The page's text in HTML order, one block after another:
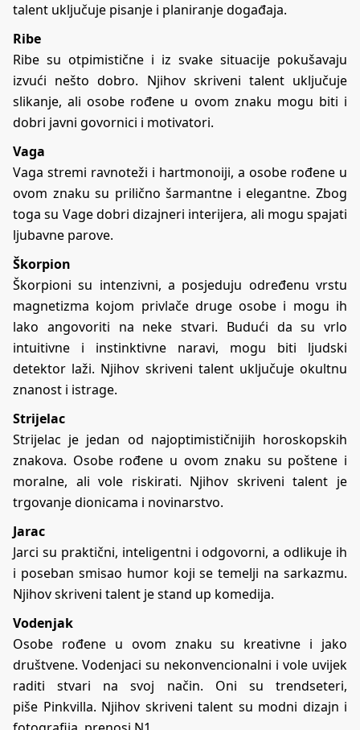
talent uključuje pisanje i planiranje događaja.
Ribe
Ribe su otpimistične i iz svake situacije pokušavaju
izvući nešto dobro. Njihov skriveni talent uključuje
slikanje, ali osobe rođene u ovom znaku mogu biti i
dobri javni govornici i motivatori.
Vaga
Vaga stremi ravnoteži i hartmonoiji, a osobe rođene u
ovom znaku su prilično šarmantne i elegantne. Zbog
toga su Vage dobri dizajneri interijera, ali mogu spajati
ljubavne parove.
Škorpion
Škorpioni su intenzivni, a posjeduju određenu vrstu
magnetizma kojom privlače druge osobe i mogu ih
lako angovoriti na neke stvari. Budući da su vrlo
intuitivne i instinktivne naravi, mogu biti ljudski
detektor laži. Njihov skriveni talent uključuje okultnu
znanost i istrage.
Strijelac
Strijelac je jedan od najoptimističnijih horoskopskih
znakova. Osobe rođene u ovom znaku su poštene i
moralne, ali vole riskirati. Njihov skriveni talent je
trgovanje dionicama i novinarstvo.
Jarac
Jarci su praktični, inteligentni i odgovorni, a odlikuje ih
i poseban smisao humor koji se temelji na sarkazmu.
Njihov skriveni talent je stand up komedija.
Vodenjak
Osobe rođene u ovom znaku su kreativne i jako
društvene. Vodenjaci su nekonvencionalni i vole uvijek
raditi stvari na svoj način. Oni su trendseteri,
piše Pinkvilla. Njihov skriveni talent su modni dizajn i